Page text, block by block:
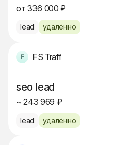
от 336 000 ₽
lead удалённо
FS Traff
seo lead
~ 243 969 ₽
lead удалённо